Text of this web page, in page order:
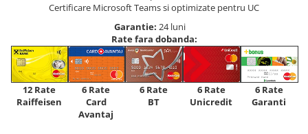
Certificare Microsoft Teams si optimizate pentru UC
Garantie: 24 luni
Rate fara dobanda:
12 Rate
Raiffeisen
6 Rate
Card
Avantaj
6 Rate
BT
6 Rate
Unicredit
6 Rate
Garanti